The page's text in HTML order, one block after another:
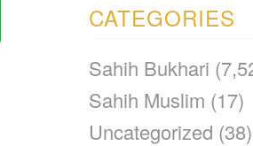
CATEGORIES
Sahih Bukhari
Sahih Muslim (17)
Uncategorized (38)